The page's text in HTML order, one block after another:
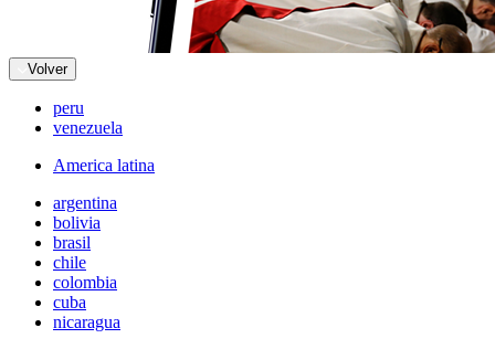
Volver
peru
venezuela
America latina
argentina
bolivia
brasil
chile
colombia
cuba
nicaragua